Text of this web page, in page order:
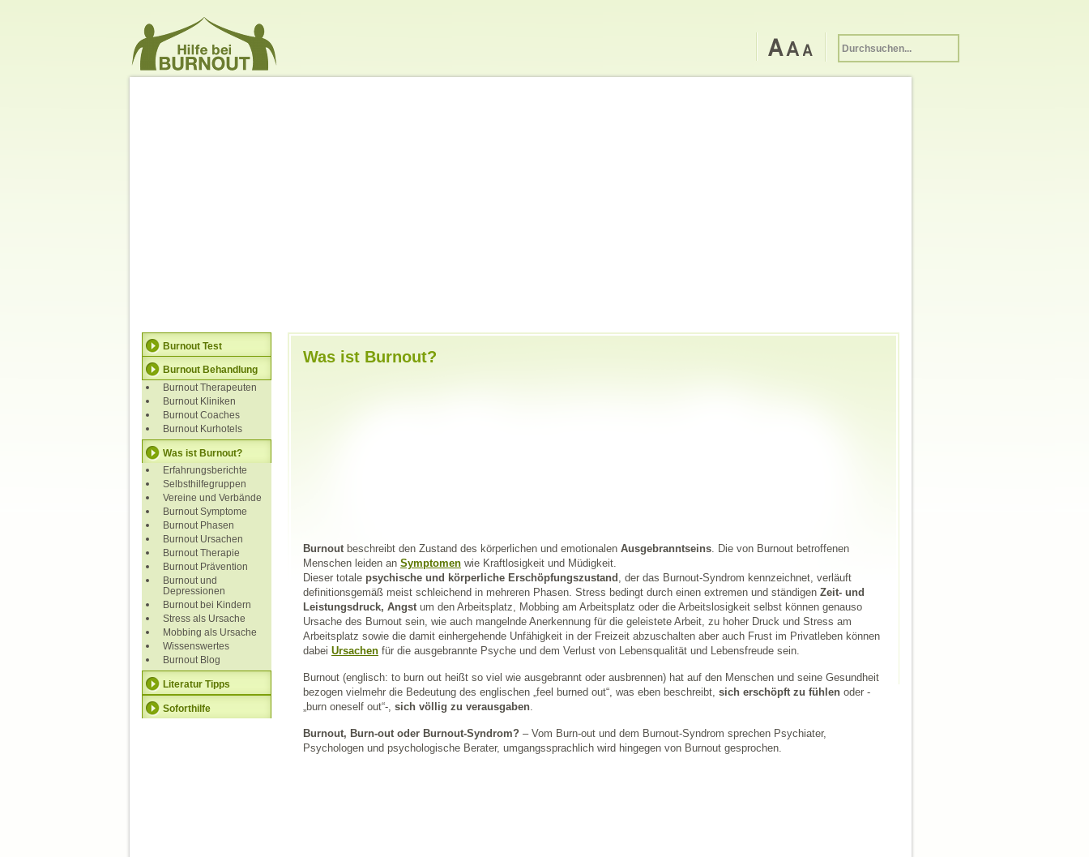
Was ist Burnout?
Burnoutbeschreibt den Zustand des körperlichen und emotionalen Ausgebranntseins. Die von Burnout betroffenen
Menschen leiden an Symptomen wie Kraftlosigkeit und Müdigkeit.
Dieser totale psychische und körperliche Erschöpfungszustand , der das Burnout-Syndrom kennzeichnet, verläuft
definitionsgemäß meist schleichend in mehreren Phasen. Stress bedingt durch einen extremen und ständigen Zeit- und
Leistungsdruck, Angstum den Arbeitsplatz, Mobbing am Arbeitsplatz oder die Arbeitslosigkeit selbst können genauso
Ursache des Burnout sein, wie auch mangelnde Anerkennung für die geleistete Arbeit, zu hoher Druck und Stress am
Arbeitsplatz sowie die damit einhergehende Unfähigkeit in der Freizeit abzuschalten aber auch Frust im Privatleben können
dabei Ursachen für die ausgebrannte Psyche und dem Verlust von Lebensqualität und Lebensfreude sein.
Burnout (englisch: to burn out heißt so viel wie ausgebrannt oder ausbrennen) hat auf den Menschen und seine Gesundheit
bezogen vielmehr die Bedeutung des englischen „feel burned out“, was eben beschreibt, sich erschöpft zu fühlen oder -
„burn oneself out“-, sich völlig zu verausgaben.
Burnout, Burn-out oder Burnout-Syndrom? – Vom Burn-out und dem Burnout-Syndrom sprechen Psychiater,
Psychologen und psychologische Berater, umgangssprachlich wird hingegen von Burnout gesprochen.
Burnout Test
Burnout Behandlung
Burnout Therapeuten
Burnout Kliniken
Burnout Coaches
Burnout Kurhotels
Was ist Burnout?
Erfahrungsberichte
Selbsthilfegruppen
Vereine und Verbände
Burnout Symptome
Burnout Phasen
Burnout Ursachen
Burnout Therapie
Burnout Prävention
Burnout und
Depressionen
Burnout bei Kindern
Stress als Ursache
Mobbing als Ursache
Wissenswertes
Burnout Blog
Literatur Tipps
Soforthilfe